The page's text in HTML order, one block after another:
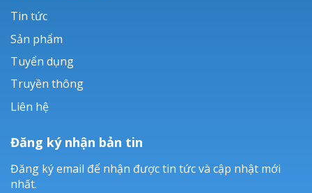
Tin tức
Sản phẩm
Tuyển dụng
Truyền thông
Liên hệ
Đăng ký nhận bản tin
Đăng ký email để nhận được tin tức và cập nhật mới
nhất.